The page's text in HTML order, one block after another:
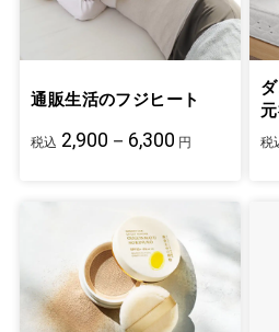
通販生活のフジヒート
税込 2,900－6,300 円
元
税